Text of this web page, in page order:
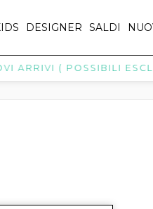
DESIGNER SALDI
ARRIVI ( POSSIBILI